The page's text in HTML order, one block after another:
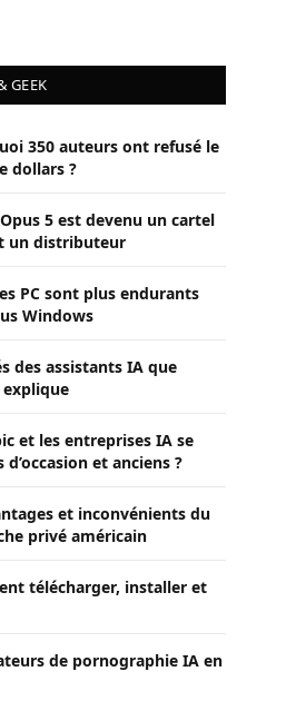
GEEK
350 auteurs ont refusé le
dollars ?
5 est devenu un cartel
un distributeur
PC sont plus endurants
Windows
des assistants IA que
explique
et les entreprises IA se
et anciens ?
et inconvénients du
privé américain
télécharger, installer et
de pornographie IA en